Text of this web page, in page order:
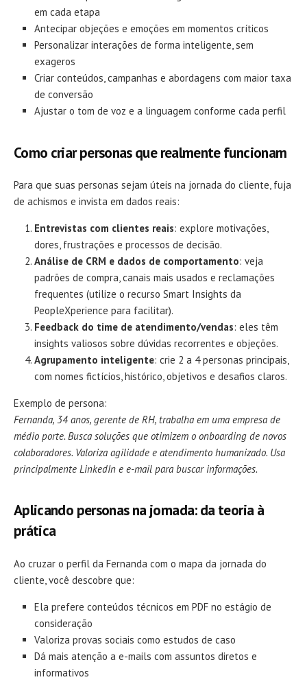
em cada etapa
Antecipar objeções e emoções em momentos críticos
Personalizar interações de forma inteligente, sem
exageros
Criar conteúdos, campanhas e abordagens com maior taxa
de conversão
Ajustar o tom de voz e a linguagem conforme cada perfil
Como criar personas que realmente funcionam
Para que suas personas sejam úteis na jornada do cliente, fuja
de achismos e invista em dados reais:
Entrevistas com clientes reais: explore motivações,
dores, frustrações e processos de decisão.
Análise de CRM e dados de comportamento: veja
padrões de compra, canais mais usados e reclamações
frequentes (utilize o recurso Smart Insights da
PeopleXperience para facilitar).
Feedback do time de atendimento/vendas: eles têm
insights valiosos sobre dúvidas recorrentes e objeções.
Agrupamento inteligente: crie 2 a 4 personas principais,
com nomes fictícios, histórico, objetivos e desafios claros.
Exemplo de persona:
Fernanda, 34 anos, gerente de RH, trabalha em uma empresa de
médio porte. Busca soluções que otimizem o onboarding de novos
colaboradores. Valoriza agilidade e atendimento humanizado. Usa
principalmente LinkedIn e e-mail para buscar informações.
Aplicando personas na jornada: da teoria à
prática
Ao cruzar o perfil da Fernanda com o mapa da jornada do
cliente, você descobre que:
Ela prefere conteúdos técnicos em PDF no estágio de
consideração
Valoriza provas sociais como estudos de caso
Dá mais atenção a e-mails com assuntos diretos e
informativos